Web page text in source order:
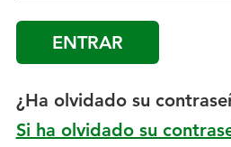
¿Ha olvidado su
Si ha olvidado su